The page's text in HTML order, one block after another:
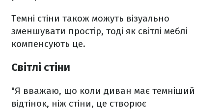
Темні стіни також можуть візуально
зменшувати простір, тоді як світлі меблі
компенсують це.
Світлі стіни
"Я вважаю, що коли диван має темніший
відтінок, ніж стіни, це створює